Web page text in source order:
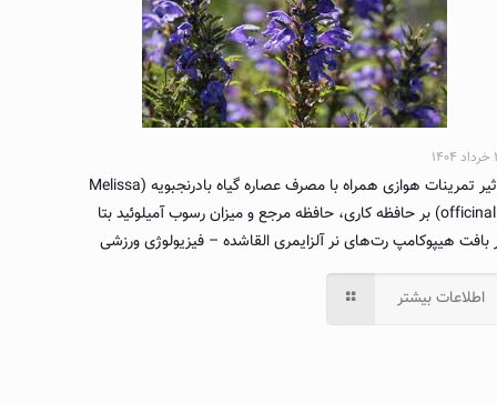
تاثیر تمرینات هوازی همراه با مصرف عصاره گیاه بادرنجبویه (Melissa
officinalis) بر حافظه کاری، حافظه مرجع و میزان رسوب آمیلوئید بتا
بافت هیپوکامپ رت‌های نر آلزایمری القاشده – فیزیولوژی ورزشی
اطلاعات بیشتر